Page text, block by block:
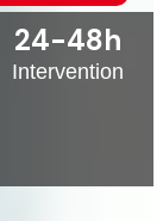
Intervention
24-48h